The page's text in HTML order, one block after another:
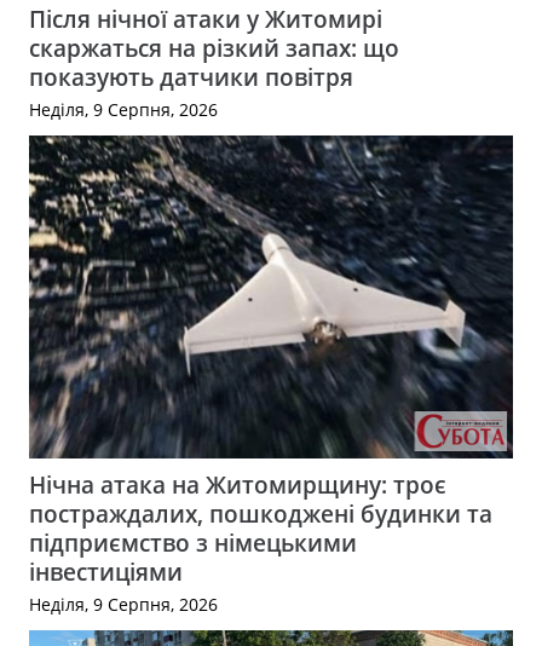
Після нічної атаки у Житомирі
скаржаться на різкий запах: що
показують датчики повітря
Неділя, 9 Серпня, 2026
Нічна атака на Житомирщину: троє
постраждалих, пошкоджені будинки та
підприємство з німецькими
інвестиціями
Неділя, 9 Серпня, 2026